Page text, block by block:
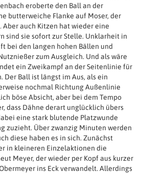
eroberte den Ball an der
butterweiche Flanke auf Moser, der
Aber auch Kitzen hat wieder eine
sind sie sofort zur Stelle. Unklarheit in
bei den langen hohen Bällen und
zum Ausgleich. Und als wäre
ein Zweikampf an der Seitenlinie für
Der Ball ist längst im Aus, als ein
nochmal Richtung Außenlinie
böse Absicht, aber bei dem Tempo
dass Dähne derart unglücklich übers
eine stark blutende Platzwunde
zuzieht. Über zwanzig Minuten werden
diese haben es in sich. Zunächst
in kleineren Einzelaktionen die
Meyer, der wieder per Kopf aus kurzer
ins Eck verwandelt. Allerdings